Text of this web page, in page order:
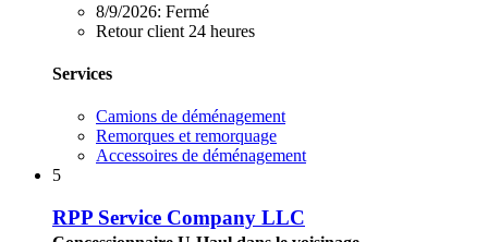
8/9/2026: Fermé
Retour client 24 heures
Services
Camions de déménagement
Remorques et remorquage
Accessoires de déménagement
5
RPP Service Company LLC